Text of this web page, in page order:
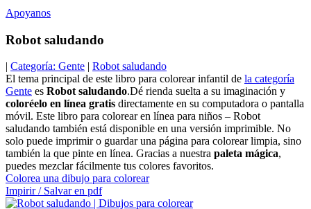
Apoyanos
Robot saludando
| Categoría: Gente | Robot saludando
El tema principal de este libro para colorear infantil de la categoría
Gente es Robot saludando.Dé rienda suelta a su imaginación y
coloréelo en línea gratis directamente en su computadora o pantalla
móvil. Este libro para colorear en línea para niños – Robot
saludando también está disponible en una versión imprimible. No
solo puede imprimir o guardar una página para colorear limpia, sino
también la que pinte en línea. Gracias a nuestra paleta mágica,
puedes mezclar fácilmente tus colores favoritos.
Colorea una dibujo para colorear
Impirir / Salvar en pdf